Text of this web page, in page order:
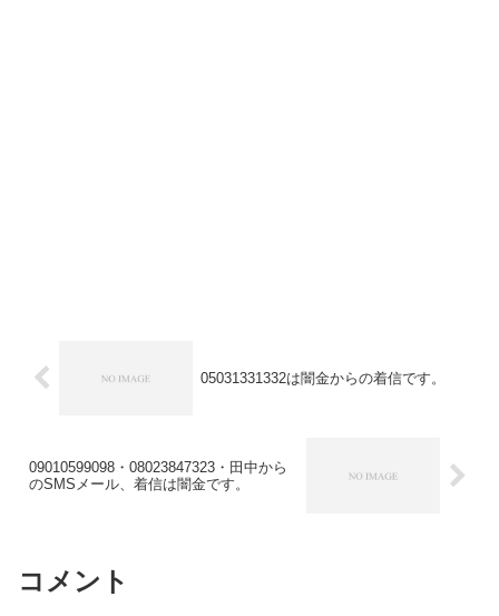
05031331332は闇金からの着信です。
09010599098・08023847323‬・田中から
のSMSメール、着信は闇金です。
コメント